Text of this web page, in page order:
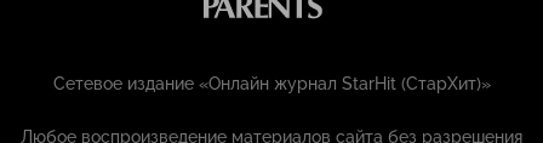
Сетевое издание «Онлайн журнал StarHit (СтарХит)»
Любое воспроизведение материалов сайта без разрешения